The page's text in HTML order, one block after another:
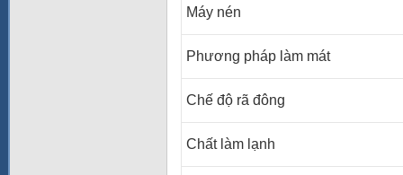
Máy nén
Phương pháp làm mát
Chế độ rã đông
Chất làm lạnh